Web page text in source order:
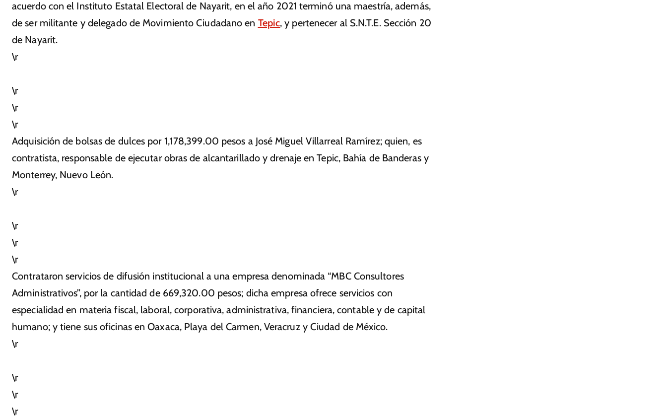
acuerdo con el Instituto Estatal Electoral de Nayarit, en el año 2021 terminó una maestría, además,
de ser militante y delegado de Movimiento Ciudadano en Tepic, y pertenecer al S.N.T.E. Sección 20
de Nayarit.
\r
\r
\r
\r
Adquisición de bolsas de dulces por 1,178,399.00 pesos a José Miguel Villarreal Ramírez; quien, es
contratista, responsable de ejecutar obras de alcantarillado y drenaje en Tepic, Bahía de Banderas y
Monterrey, Nuevo León.
\r
\r
\r
\r
Contrataron servicios de difusión institucional a una empresa denominada “MBC Consultores
Administrativos”, por la cantidad de 669,320.00 pesos; dicha empresa ofrece servicios con
especialidad en materia fiscal, laboral, corporativa, administrativa, financiera, contable y de capital
humano; y tiene sus oficinas en Oaxaca, Playa del Carmen, Veracruz y Ciudad de México.
\r
\r
\r
\r